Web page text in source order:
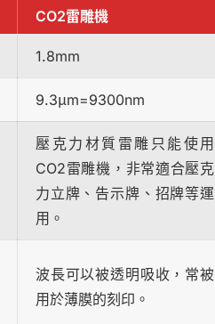
CO2雷雕機
1.8mm
9.3μm=9300nm
壓克力材質雷雕只能使用
CO2雷雕機，非常適合壓克
力立牌、告示牌、招牌等運
用。
波長可以被透明吸收，常被
用於薄膜的刻印。